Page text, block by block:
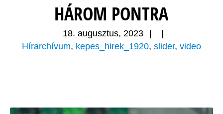
HÁROM PONTRA
18. augusztus, 2023
Hírarchívum, kepes_hirek_1920, slider, video